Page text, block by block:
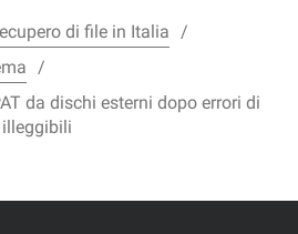
di file in Italia
da dischi esterni dopo errori di